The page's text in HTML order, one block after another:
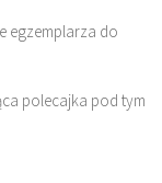
egzemplarza do
polecajka pod tym